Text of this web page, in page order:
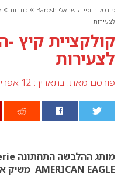
פורטל היופי הישראלי Barosh » כתבות »
לצעירות
קולקציית קיץ
לצעירות
פורסם מאת: בתאריך: 12 אפריל 2017
AMERICAN EAGLE משיק את קולקציית קיץ 2017